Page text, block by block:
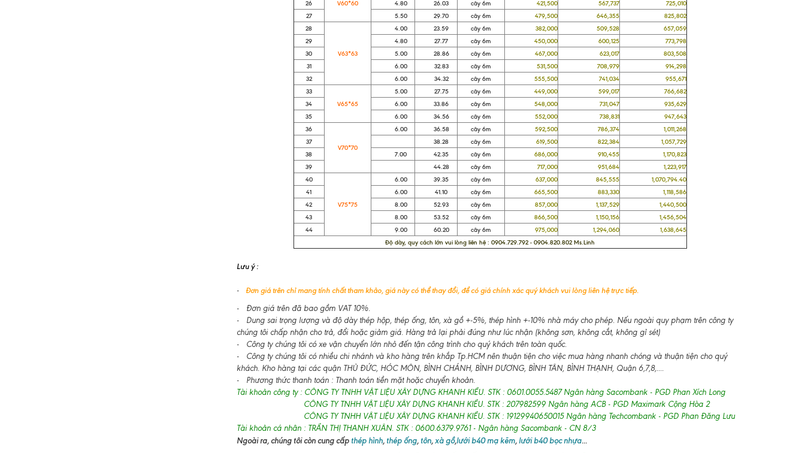
V60*60
26
4.80 26.03 cây 6m 421,500 567,737
725,010
27
5.50 29.70 cây 6m 479,500 646,355
825,802
28
V63*63
4.00 23.59 cây 6m 382,000 509,528
657,059
29
4.80 27.77 cây 6m 450,000 600,125
773,798
30
5.00 28.86 cây 6m 467,000 623,017
803,508
31
6.00 32.83 cây 6m 531,500 708,979
914,298
32
6.00 34.32 cây 6m 555,500 741,034
955,671
33
V65*65
5.00 27.75 cây 6m 449,000 599,017
766,682
34
6.00 33.86 cây 6m 548,000 731,047
935,629
35
6.00 34.56 cây 6m 552,000 738,831
947,643
36
V70*70
6.00 36.58 cây 6m 592,500 786,374
1,011,268
37
38.28 cây 6m 619,500 822,384
1,057,729
38
7.00 42.35 cây 6m 686,000 910,455
1,170,823
39
44.28 cây 6m 717,000 951,684
1,223,917
40
V75*75
6.00 39.35 cây 6m 637,000 845,555
1,070,794.40
41
6.00 41.10 cây 6m 665,500 883,330
1,118,586
42
8.00 52.93 cây 6m 857,000 1,137,529
1,440,500
43
8.00 53.52 cây 6m 866,500 1,150,156
1,456,504
44
9.00 60.20 cây 6m 975,000 1,294,060
1,638,645
Độ dày, quy cách lớn vui lòng liên hệ : 0904.729.792 - 0904.820.802 Ms.Linh
Lưu ý :
-
Đơn giá trên chỉ mang tính chất tham khảo, giá này có thể thay đổi, để có giá chính xác quý khách vui lòng liên hệ trực tiếp.
- Đơn giá trên đã bao gồm VAT 10%.
- Dung sai trọng lượng và độ dày thép hộp, thép ống, tôn, xà gồ +-5%, thép hình +-10% nhà máy cho phép. Nếu ngoài quy phạm trên công ty
chúng tôi chấp nhận cho trả, đổi hoặc giảm giá. Hàng trả lại phải đúng như lúc nhận (không sơn, không cắt, không gỉ sét)
- Công ty chúng tôi có xe vận chuyển lớn nhỏ đến tận công trình cho quý khách trên toàn quốc.
- Công ty chúng tôi có nhiều chi nhánh và kho hàng trên khắp Tp.HCM nên thuận tiện cho việc mua hàng nhanh chóng và thuận tiện cho quý
khách. Kho hàng tại các quận THỦ ĐỨC, HÓC MÔN, BÌNH CHÁNH, BÌNH DƯƠNG, BÌNH TÂN, BÌNH THẠNH, Quận 6,7,8,....
- Phương thức thanh toán : Thanh toán tiền mặt hoặc chuyển khoản.
Tài khoản công ty : CÔNG TY TNHH VẬT LIỆU XÂY DỰNG KHANH KIỀU. STK : 0601.0055.5487 Ngân hàng Sacombank - PGD Phan Xích Long
CÔNG TY TNHH VẬT LIỆU XÂY DỰNG KHANH KIỀU. STK : 207982599 Ngân hàng ACB - PGD Maximark Cộng Hòa 2
CÔNG TY TNHH VẬT LIỆU XÂY DỰNG KHANH KIỀU. STK : 19129940650015 Ngân hàng Techcombank - PGD Phan Đăng Lưu
Tài khoản cá nhân : TRẦN THỊ THANH XUÂN. STK : 0600.6379.9761 - Ngân hàng Sacombank - CN 8/3
Ngoài ra, chúng tôi còn cung cấpthép hình,thép ống, tôn, xà gồ,lưới b40 mạ kẽm, lưới b40 bọc nhựa...